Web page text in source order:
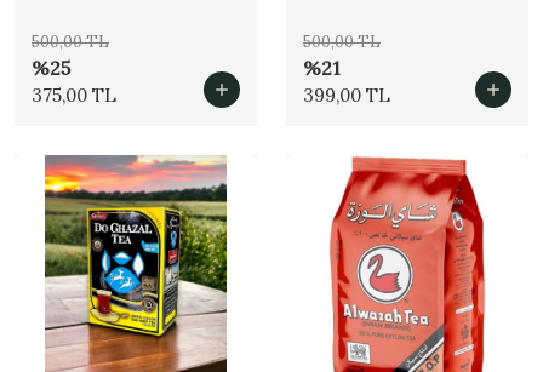
500,00 TL
%25
375,00 TL
500,00 TL
%21
399,00 TL